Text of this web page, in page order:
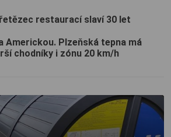
restaurací slaví 30 let
Americkou. Plzeňská tepna má
chodníky i zónu 20 km/h